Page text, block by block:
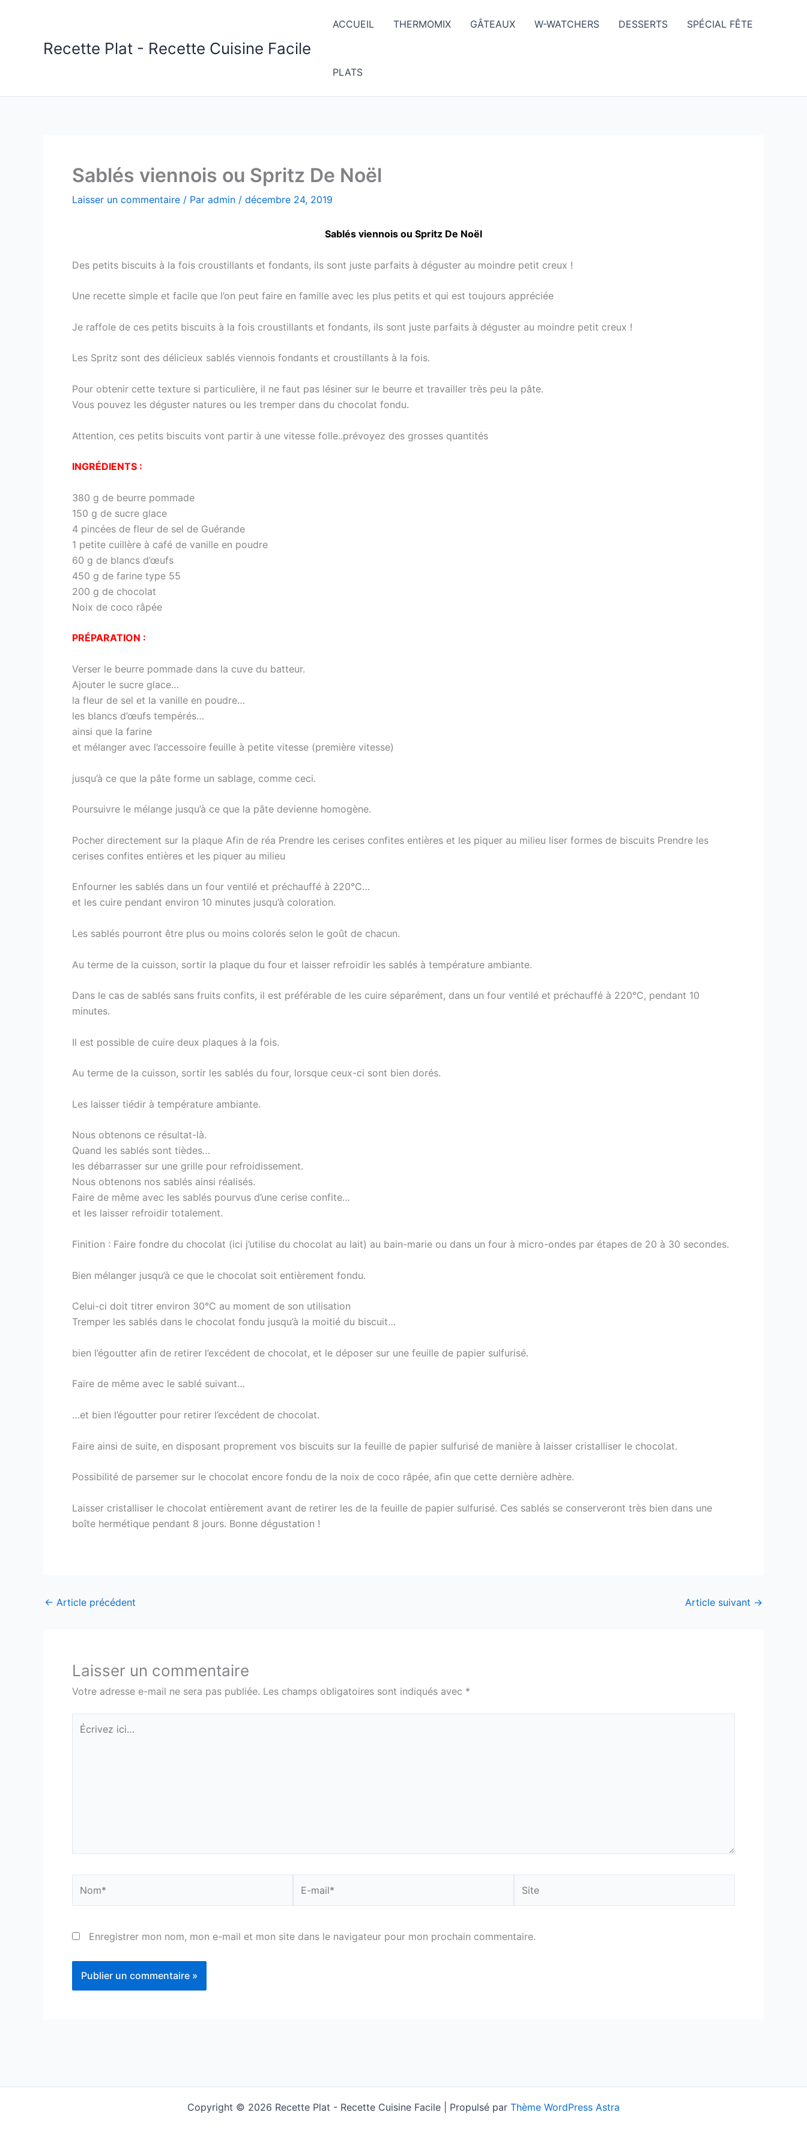
Recette Plat - Recette Cuisine Facile
ACCUEIL THERMOMIX GÂTEAUX W-WATCHERS DESSERTS SPÉCIAL FÊTE
PLATS
Sablés viennois ou Spritz De Noël
Laisser un commentaire / Par admin / décembre 24, 2019
Sablés viennois ou Spritz De Noël
Des petits biscuits à la fois croustillants et fondants, ils sont juste parfaits à déguster au moindre petit creux !
Une recette simple et facile que l’on peut faire en famille avec les plus petits et qui est toujours appréciée
Je raffole de ces petits biscuits à la fois croustillants et fondants, ils sont juste parfaits à déguster au moindre petit creux !
Les Spritz sont des délicieux sablés viennois fondants et croustillants à la fois.
Pour obtenir cette texture si particulière, il ne faut pas lésiner sur le beurre et travailler très peu la pâte.
Vous pouvez les déguster natures ou les tremper dans du chocolat fondu.
Attention, ces petits biscuits vont partir à une vitesse folle..prévoyez des grosses quantités
INGRÉDIENTS :
380 g de beurre pommade
150 g de sucre glace
4 pincées de fleur de sel de Guérande
1 petite cuillère à café de vanille en poudre
60 g de blancs d’œufs
450 g de farine type 55
200 g de chocolat
Noix de coco râpée
PRÉPARATION :
Verser le beurre pommade dans la cuve du batteur.
Ajouter le sucre glace…
la fleur de sel et la vanille en poudre…
les blancs d’œufs tempérés…
ainsi que la farine
et mélanger avec l’accessoire feuille à petite vitesse (première vitesse)
jusqu’à ce que la pâte forme un sablage, comme ceci.
Poursuivre le mélange jusqu’à ce que la pâte devienne homogène.
Pocher directement sur la plaque Afin de réa Prendre les cerises confites entières et les piquer au milieu liser formes de biscuits Prendre les
cerises confites entières et les piquer au milieu
Enfourner les sablés dans un four ventilé et préchauffé à 220°C…
et les cuire pendant environ 10 minutes jusqu’à coloration.
Les sablés pourront être plus ou moins colorés selon le goût de chacun.
Au terme de la cuisson, sortir la plaque du four et laisser refroidir les sablés à température ambiante.
Dans le cas de sablés sans fruits confits, il est préférable de les cuire séparément, dans un four ventilé et préchauffé à 220°C, pendant 10
minutes.
Il est possible de cuire deux plaques à la fois.
Au terme de la cuisson, sortir les sablés du four, lorsque ceux-ci sont bien dorés.
Les laisser tiédir à température ambiante.
Nous obtenons ce résultat-là.
Quand les sablés sont tièdes…
les débarrasser sur une grille pour refroidissement.
Nous obtenons nos sablés ainsi réalisés.
Faire de même avec les sablés pourvus d’une cerise confite…
et les laisser refroidir totalement.
Finition : Faire fondre du chocolat (ici j’utilise du chocolat au lait) au bain-marie ou dans un four à micro-ondes par étapes de 20 à 30 secondes.
Bien mélanger jusqu’à ce que le chocolat soit entièrement fondu.
Celui-ci doit titrer environ 30°C au moment de son utilisation
Tremper les sablés dans le chocolat fondu jusqu’à la moitié du biscuit…
bien l’égoutter afin de retirer l’excédent de chocolat, et le déposer sur une feuille de papier sulfurisé.
Faire de même avec le sablé suivant…
…et bien l’égoutter pour retirer l’excédent de chocolat.
Faire ainsi de suite, en disposant proprement vos biscuits sur la feuille de papier sulfurisé de manière à laisser cristalliser le chocolat.
Possibilité de parsemer sur le chocolat encore fondu de la noix de coco râpée, afin que cette dernière adhère.
Laisser cristalliser le chocolat entièrement avant de retirer les de la feuille de papier sulfurisé. Ces sablés se conserveront très bien dans une
boîte hermétique pendant 8 jours. Bonne dégustation !
← Article précédent Article suivant →
Laisser un commentaire
Votre adresse e-mail ne sera pas publiée. Les champs obligatoires sont indiqués avec *
Écrivez
ici…
mail*
Enregistrer mon nom, mon e-mail et mon site dans le navigateur pour mon prochain commentaire.
Copyright © 2026 Recette Plat - Recette Cuisine Facile | Propulsé par Thème WordPress Astra